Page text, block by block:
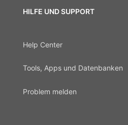
HILFE UND SUPPORT
Help Center
Tools, Apps und Datenbanken
Problem melden